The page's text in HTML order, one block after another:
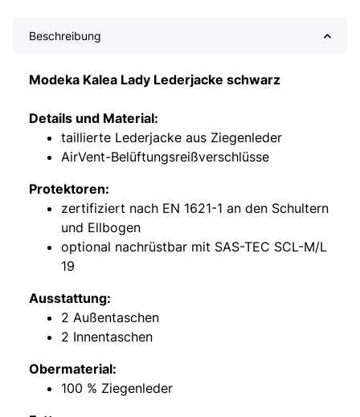
Beschreibung
Modeka Kalea Lady Lederjacke schwarz
Details und Material:
taillierte Lederjacke aus Ziegenleder
AirVent-Belüftungsreißverschlüsse
Protektoren:
zertifiziert nach EN 1621-1 an den Schultern
und Ellbogen
optional nachrüstbar mit SAS-TEC SCL-M/L
19
Ausstattung:
2 Außentaschen
2 Innentaschen
Obermaterial:
100 % Ziegenleder